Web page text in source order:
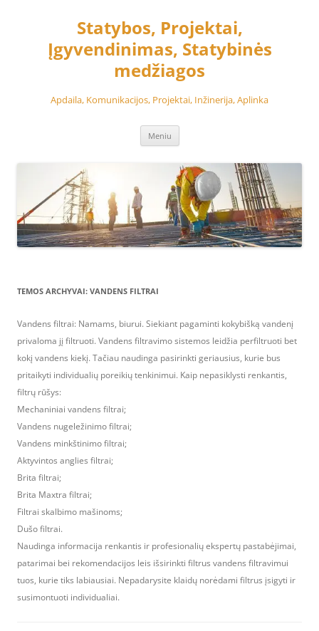
Statybos, Projektai,
Įgyvendinimas, Statybinės
medžiagos
Apdaila, Komunikacijos, Projektai, Inžinerija, Aplinka
Meniu
TEMOS ARCHYVAI: VANDENS FILTRAI
Vandens filtrai: Namams, biurui. Siekiant pagaminti kokybišką vandenį
privaloma jį filtruoti. Vandens filtravimo sistemos leidžia perfiltruoti bet
kokį vandens kiekį. Tačiau naudinga pasirinkti geriausius, kurie bus
pritaikyti individualių poreikių tenkinimui. Kaip nepasiklysti renkantis,
filtrų rūšys:
Mechaniniai vandens filtrai;
Vandens nugeležinimo filtrai;
Vandens minkštinimo filtrai;
Aktyvintos anglies filtrai;
Brita filtrai;
Brita Maxtra filtrai;
Filtrai skalbimo mašinoms;
Dušo filtrai.
Naudinga informacija renkantis ir profesionalių ekspertų pastabėjimai,
patarimai bei rekomendacijos leis išsirinkti filtrus vandens filtravimui
tuos, kurie tiks labiausiai. Nepadarysite klaidų norėdami filtrus įsigyti ir
susimontuoti individualiai.